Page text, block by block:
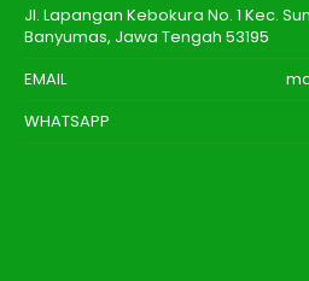
Jl. Lapangan Kebokura No. 1 Kec.
Banyumas, Jawa Tengah 53195
EMAIL
WHATSAPP